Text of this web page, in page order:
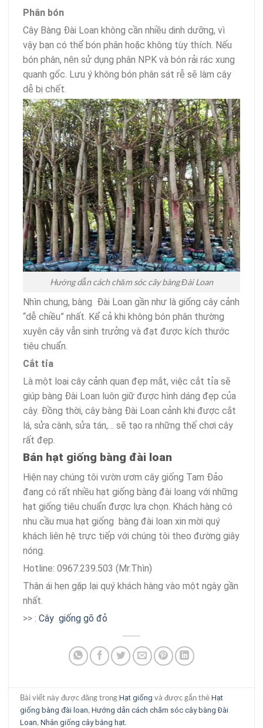
Phân bón
Cây Bàng Đài Loan không cần nhiều dinh dưỡng, vì
vậy bạn có thể bón phân hoặc không tùy thích. Nếu
bón phân, nên sử dụng phân NPK và bón rải rác xung
quanh gốc. Lưu ý không bón phân sát rễ sẽ làm cây
dễ bị chết.
Hướng dẫn cách chăm sóc cây bàng Đài Loan
Nhìn chung, bàng Đài Loan gần như là giống cây cảnh
“dễ chiều” nhất. Kể cả khi không bón phân thường
xuyên cây vẫn sinh trưởng và đạt được kích thước
tiêu chuẩn.
Cắt tỉa
Là một loại cây cảnh quan đẹp mắt, việc cắt tỉa sẽ
giúp bàng Đài Loan luôn giữ được hình dáng đẹp của
cây. Đồng thời, cây bàng Đài Loan cảnh khi được cắt
lá, sửa cành, sửa tán,… sẽ tạo ra những thế chơi cây
rất đẹp.
Bán hạt giống bàng đài loan
Hiện nay chúng tôi vườn ươm cây giống Tam Đảo
đang có rất nhiều hạt giống bàng đài loang với những
hạt giống tiêu chuẩn được lựa chọn. Khách hàng có
nhu cầu mua hạt giống bàng đài loan xin mời quý
khách liên hệ trực tiếp với chúng tôi theo đường giây
nóng.
Hotline: 0967.239.503 (Mr.Thìn)
Thân ái hẹn gặp lại quý khách hàng vào một ngày gần
nhất.
>> : Cây giống gõ đỏ
Bài viết này được đăng trongHạt giống và được gắn thẻHạt
giống bàng đài loan,Hướng dẫn cách chăm sóc cây bàng Đài
Loan,Nhân giống cây bằng hạt.